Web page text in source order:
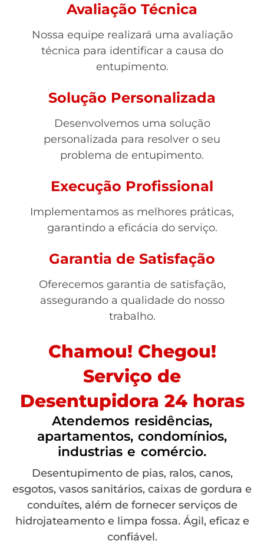
Avaliação Técnica
Nossa equipe realizará uma avaliação
técnica para identificar a causa do
entupimento.
Solução Personalizada
Desenvolvemos uma solução
personalizada para resolver o seu
problema de entupimento.
Execução Profissional
Implementamos as melhores práticas,
garantindo a eficácia do serviço.
Garantia de Satisfação
Oferecemos garantia de satisfação,
assegurando a qualidade do nosso
trabalho.
Chamou! Chegou!
Serviço de
Desentupidora 24 horas
Atendemos residências,
apartamentos, condomínios,
industrias e comércio.
Desentupimento de pias, ralos, canos,
esgotos, vasos sanitários, caixas de gordura e
conduítes, além de fornecer serviços de
hidrojateamento e limpa fossa. Ágil, eficaz e
confiável.